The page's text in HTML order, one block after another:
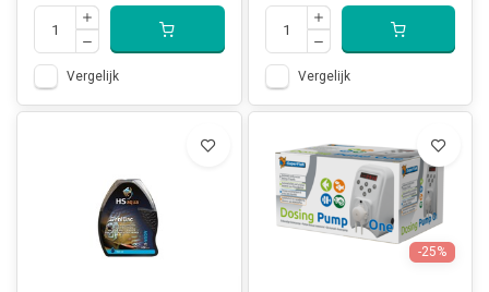
Vergelijk Vergelijk
-25%